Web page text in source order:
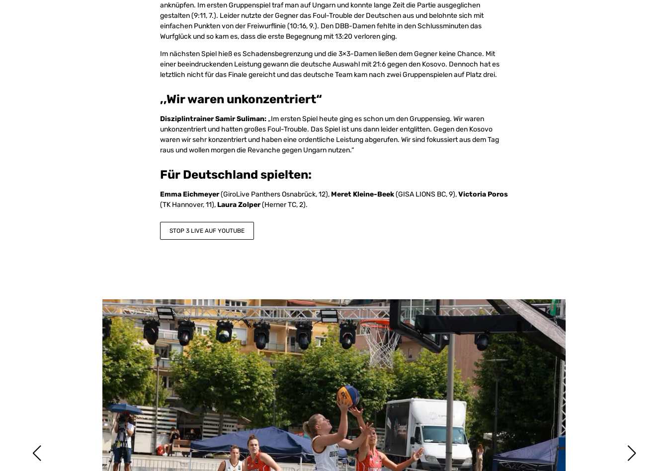
anknüpfen. Im ersten Gruppenspiel traf man auf Ungarn und konnte lange Zeit die Partie ausgeglichen
gestalten (9:11, 7.). Leider nutzte der Gegner das Foul-Trouble der Deutschen aus und belohnte sich mit
einfachen Punkten von der Freiwurflinie (10:16, 9.). Den DBB-Damen fehlte in den Schlussminuten das
Wurfglück und so kam es, dass die erste Begegnung mit 13:20 verloren ging.
Im nächsten Spiel hieß es Schadensbegrenzung und die 3×3-Damen ließen dem Gegner keine Chance. Mit
einer beeindruckenden Leistung gewann die deutsche Auswahl mit 21:6 gegen den Kosovo. Dennoch hat es
letztlich nicht für das Finale gereicht und das deutsche Team kam nach zwei Gruppenspielen auf Platz drei.
,,Wir waren unkonzentriert“
Disziplintrainer Samir Suliman: „Im ersten Spiel heute ging es schon um den Gruppensieg. Wir waren
unkonzentriert und hatten großes Foul-Trouble. Das Spiel ist uns dann leider entglitten. Gegen den Kosovo
waren wir sehr konzentriert und haben eine ordentliche Leistung abgerufen. Wir sind fokussiert aus dem Tag
raus und wollen morgen die Revanche gegen Ungarn nutzen.“
Für Deutschland spielten:
Emma Eichmeyer(GiroLive Panthers Osnabrück, 12), Meret Kleine-Beek(GISA LIONS BC, 9),Victoria Poros
(TK Hannover, 11), Laura Zolper(Herner TC, 2).
STOP 3 LIVE AUF YOUTUBE